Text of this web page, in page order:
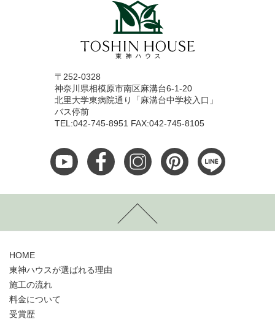
〒252-0328
神奈川県相模原市南区麻溝台6-1-20
北里大学東病院通り「麻溝台中学校入口」
バス停前
TEL:042-745-8951 FAX:042-745-8105
HOME
東神ハウスが選ばれる理由
施工の流れ
料金について
受賞歴